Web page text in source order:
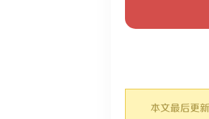
本文最后更